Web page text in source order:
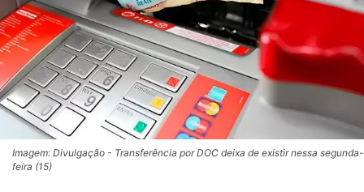
Imagem: Divulgação - Transferência por DOC deixa de existir nessa segunda-
feira (15)